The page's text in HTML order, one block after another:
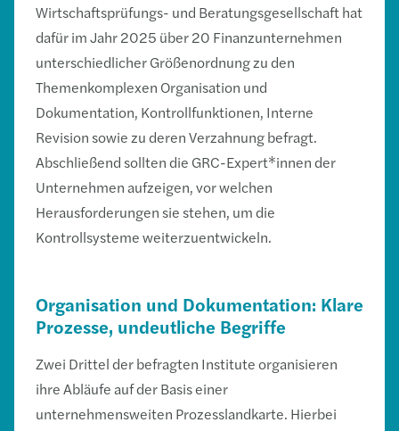
Wirtschaftsprüfungs- und Beratungsgesellschaft hat
dafür im Jahr 2025 über 20 Finanzunternehmen
unterschiedlicher Größenordnung zu den
Themenkomplexen Organisation und
Dokumentation, Kontrollfunktionen, Interne
Revision sowie zu deren Verzahnung befragt.
Abschließend sollten die GRC-Expert*innen der
Unternehmen aufzeigen, vor welchen
Herausforderungen sie stehen, um die
Kontrollsysteme weiterzuentwickeln.
Organisation und Dokumentation: Klare
Prozesse, undeutliche Begriffe
Zwei Drittel der befragten Institute organisieren
ihre Abläufe auf der Basis einer
unternehmensweiten Prozesslandkarte. Hierbei